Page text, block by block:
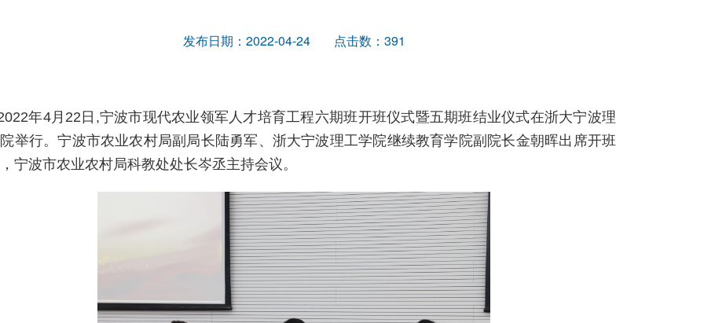
发布日期：2022-04-24 点击数： 391
年4月22日,宁波市现代农业领军人才培育工程六期班开班仪式暨五期班结业仪式在浙大宁波理
举行。宁波市农业农村局副局长陆勇军、浙大宁波理工学院继续教育学院副院长金朝晖出席开班
宁波市农业农村局科教处处长岑丞主持会议。